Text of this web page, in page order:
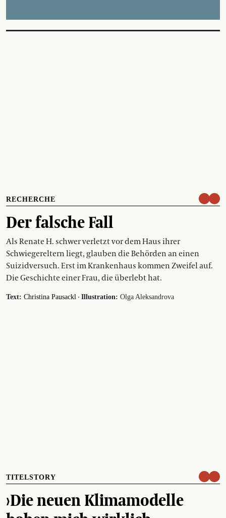
RECHERCHE
Der falsche Fall
Als Renate H. schwer verletzt vor dem Haus ihrer
Schwiegereltern liegt, glauben die Behörden an einen
Suizidversuch. Erst im Krankenhaus kommen Zweifel auf.
Die Geschichte einer Frau, die überlebt hat.
Text: Christina Pausackl · Illustration: Olga Aleksandrova
TITELSTORY
›Die neuen Klimamodelle